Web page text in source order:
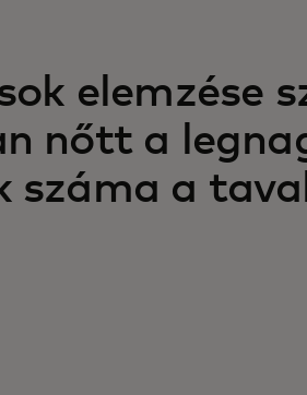
elemzése
nőtt a
száma a